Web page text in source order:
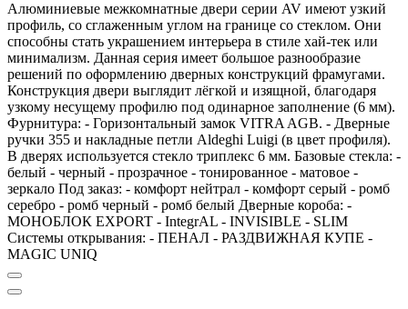
Алюминиевые межкомнатные двери серии AV имеют узкий
профиль, со сглаженным углом на границе со стеклом. Они
способны стать украшением интерьера в стиле хай-тек или
минимализм. Данная серия имеет большое разнообразие
решений по оформлению дверных конструкций фрамугами.
Конструкция двери выглядит лёгкой и изящной, благодаря
узкому несущему профилю под одинарное заполнение (6 мм).
Фурнитура: - Горизонтальный замок VITRA AGB. - Дверные
ручки 355 и накладные петли Aldeghi Luigi (в цвет профиля).
В дверях используется стекло триплекс 6 мм. Базовые стекла: -
белый - черный - прозрачное - тонированное - матовое -
зеркало Под заказ: - комфорт нейтрал - комфорт серый - ромб
серебро - ромб черный - ромб белый Дверные короба: -
МОНОБЛОК EXPORT - IntegrAL - INVISIBLE - SLIM
Системы открывания: - ПЕНАЛ - РАЗДВИЖНАЯ КУПЕ -
MAGIC UNIQ